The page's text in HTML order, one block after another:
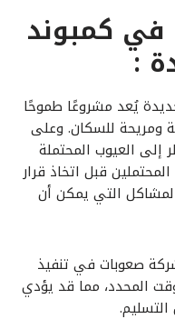
في كمبوند
:
يُعد مشروعًا طموحًا
ومريحة للسكان. وعلى
إلى العيوب المحتملة
قبل اتخاذ قرار
التي يمكن أن
صعوبات في تنفيذ
المحدد، مما قد يؤدي